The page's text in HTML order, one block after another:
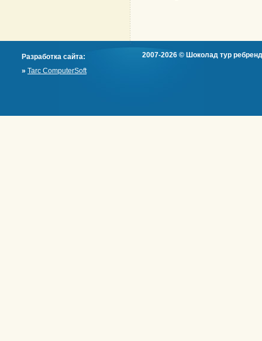
Разработка сайта:
» Tarc ComputerSoft
2007-2026 © Шоколад тур